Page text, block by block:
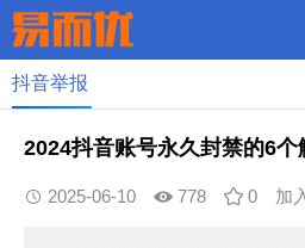
抖音举报
2024抖音账号永久封禁的6
2025-06-10 778 0 加